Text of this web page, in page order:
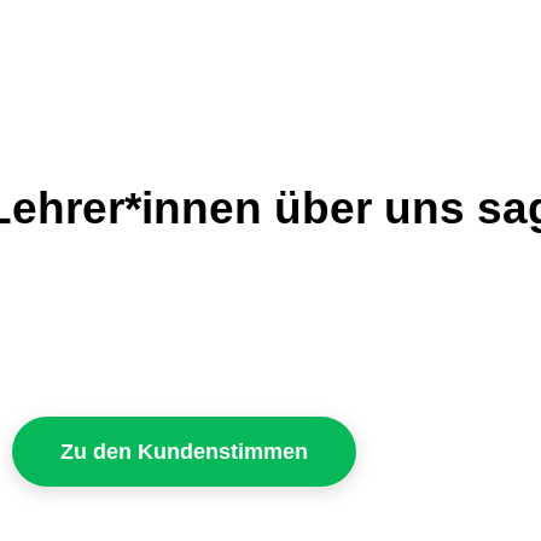
über uns
Zu den Kundenstimmen